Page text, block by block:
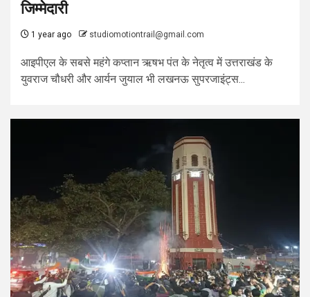
जिम्मेदारी
1 year ago studiomotiontrail@gmail.com
आइपीएल के सबसे महंगे कप्तान ऋषभ पंत के नेतृत्व में उत्तराखंड के
युवराज चौधरी और आर्यन जुयाल भी लखनऊ सुपरजाइंट्स...